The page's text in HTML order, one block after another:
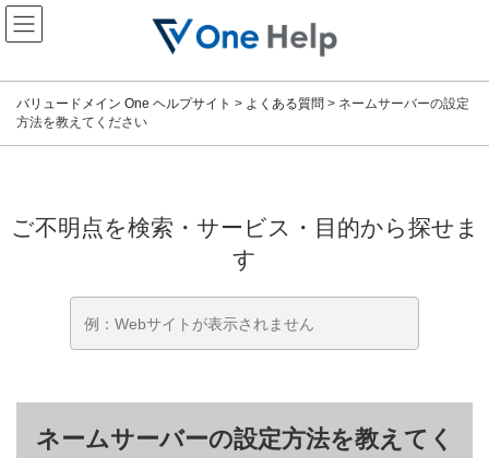
コ
ン
テ
ツ
キ
ナ
ビ
ゲ
シ
に
バリュードメイン One ヘルプサイト > よくある質問 > ネームサーバーの設定
方法を教えてください
ご不明点を検索・サービス・目的から探せま
す
ネームサーバーの設定方法を教えてく